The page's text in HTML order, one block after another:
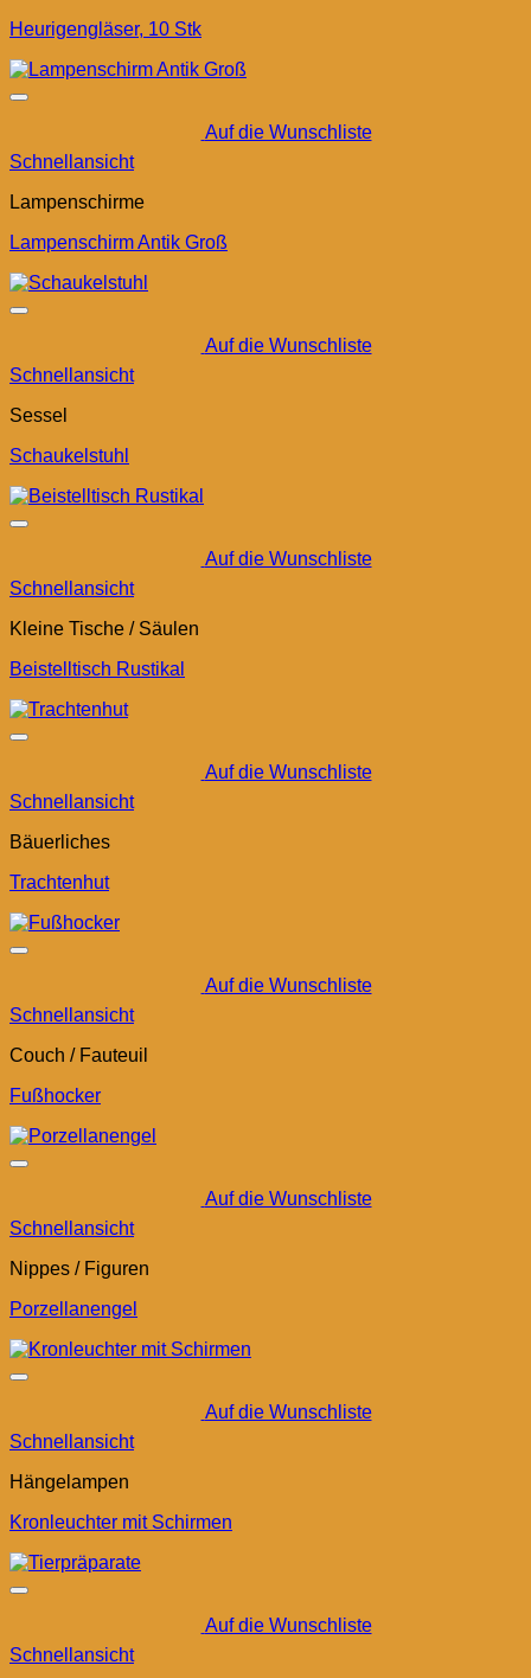
Heurigengläser, 10 Stk
Auf die Wunschliste
Schnellansicht
Lampenschirme
Lampenschirm Antik Groß
Auf die Wunschliste
Schnellansicht
Sessel
Schaukelstuhl
Auf die Wunschliste
Schnellansicht
Kleine Tische / Säulen
Beistelltisch Rustikal
Auf die Wunschliste
Schnellansicht
Bäuerliches
Trachtenhut
Auf die Wunschliste
Schnellansicht
Couch / Fauteuil
Fußhocker
Auf die Wunschliste
Schnellansicht
Nippes / Figuren
Porzellanengel
Auf die Wunschliste
Schnellansicht
Hängelampen
Kronleuchter mit Schirmen
Auf die Wunschliste
Schnellansicht